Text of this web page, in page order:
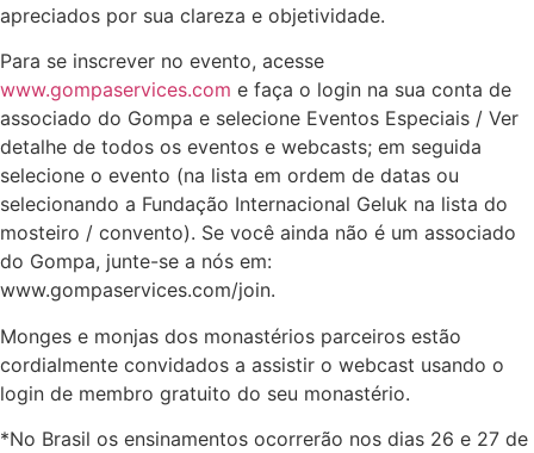
apreciados por sua clareza e objetividade.
Para se inscrever no evento, acesse
www.gompaservices.com e faça o login na sua conta de
associado do Gompa e selecione Eventos Especiais / Ver
detalhe de todos os eventos e webcasts; em seguida
selecione o evento (na lista em ordem de datas ou
selecionando a Fundação Internacional Geluk na lista do
mosteiro / convento). Se você ainda não é um associado
do Gompa, junte-se a nós em:
www.gompaservices.com/join.
Monges e monjas dos monastérios parceiros estão
cordialmente convidados a assistir o webcast usando o
login de membro gratuito do seu monastério.
*No Brasil os ensinamentos ocorrerão nos dias 26 e 27 de